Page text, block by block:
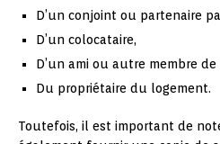
D’un conjoint ou partenaire
D’un colocataire,
D’un ami ou autre membre
Du propriétaire du logement.
Toutefois, il est important de